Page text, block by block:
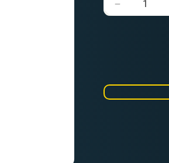
Verringere
Amazonen